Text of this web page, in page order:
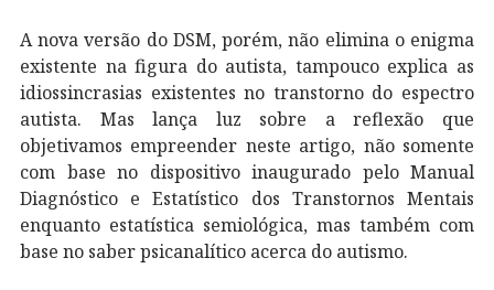
A nova versão do DSM, porém, não elimina o enigma
existente na figura do autista, tampouco explica as
idiossincrasias existentes no transtorno do espectro
autista. Mas lança luz sobre a reflexão que
objetivamos empreender neste artigo, não somente
com base no dispositivo inaugurado pelo Manual
Diagnóstico e Estatístico dos Transtornos Mentais
enquanto estatística semiológica, mas também com
base no saber psicanalítico acerca do autismo.